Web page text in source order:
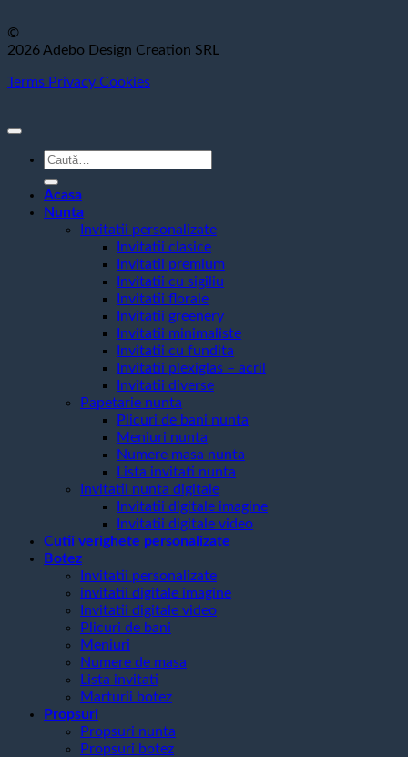
©
2026 Adebo Design Creation SRL
Terms Privacy Cookies
Caută
după:
Acasa
Nunta
Invitatii personalizate
Invitatii clasice
Invitatii premium
Invitatii cu sigiliu
Invitatii florale
Invitatii greenery
Invitatii minimaliste
Invitatii cu fundita
Invitatii plexiglas – acril
Invitatii diverse
Papetarie nunta
Plicuri de bani nunta
Meniuri nunta
Numere masa nunta
Lista invitati nunta
Invitatii nunta digitale
Invitatii digitale imagine
Invitatii digitale video
Cutii verighete personalizate
Botez
Invitatii personalizate
invitatii digitale imagine
Invitatii digitale video
Plicuri de bani
Meniuri
Numere de masa
Lista invitati
Marturii botez
Propsuri
Propsuri nunta
Propsuri botez